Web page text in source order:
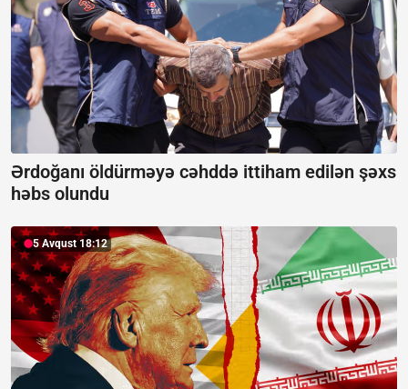
Ərdoğanı öldürməyə cəhddə ittiham edilən şəxs
həbs olundu
5 Avqust 18:12